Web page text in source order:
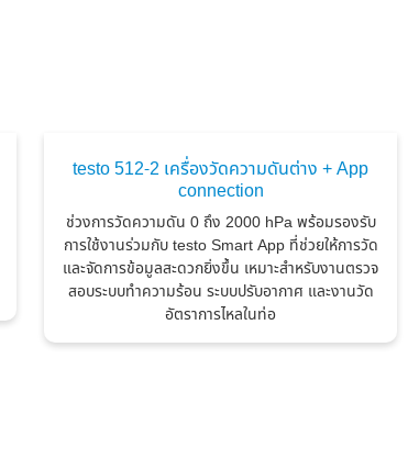
testo 512-2 เครื่องวัดความดันต่าง + App
connection
ช่วงการวัดความดัน 0 ถึง 2000 hPa พร้อมรองรับ
การใช้งานร่วมกับ testo Smart App ที่ช่วยให้การวัด
และจัดการข้อมูลสะดวกยิ่งขึ้น เหมาะสำหรับงานตรวจ
สอบระบบทำความร้อน ระบบปรับอากาศ และงานวัด
อัตราการไหลในท่อ